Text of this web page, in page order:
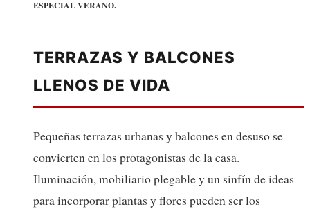
ESPECIAL VERANO.
TERRAZAS Y BALCONES
LLENOS DE VIDA
Pequeñas terrazas urbanas y balcones en desuso se
convierten en los protagonistas de la casa.
Iluminación, mobiliario plegable y un sinfín de ideas
para incorporar plantas y flores pueden ser los